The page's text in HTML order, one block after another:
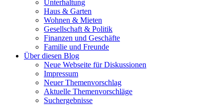
Unterhaltung
Haus & Garten
Wohnen & Mieten
Gesellschaft & Politik
Finanzen und Geschäfte
Familie und Freunde
Über diesen Blog
Neue Webseite für Diskussionen
Impressum
Neuer Themenvorschlag
Aktuelle Themenvorschläge
Suchergebnisse